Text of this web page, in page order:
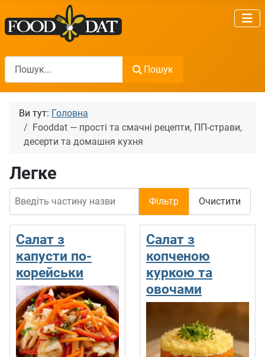
Пошук
Пошук
Ви тут: Головна
Fooddat — прості та смачні рецепти, ПП-страви,
десерти та домашня кухня
Легке
Фільтр Очистити
Салат з
капусти по-
корейськи
Салат з
копченою
куркою та
овочами